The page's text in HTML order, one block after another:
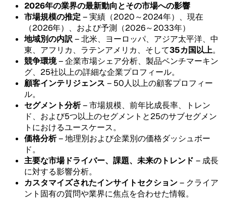
2026年の業界の最新動向とその市場への影響
市場規模の推定– 実績（2020～2024年）、現在
（2026年）、および予測（2026～2033年）
地域別の内訳– 北米、ヨーロッパ、アジア太平洋、中
東、アフリカ、ラテンアメリカ、そして35カ国以上。
競争環境– 企業市場シェア分析、製品ベンチマーキン
グ、25社以上の詳細な企業プロフィール。
顧客インテリジェンス – 50人以上の顧客プロフィー
ル。
セグメント分析– 市場規模、前年比成長率、トレン
ド、および5つ以上のセグメントと25のサブセグメン
トにおけるユースケース。
価格分析– 地理別および企業別の価格ダッシュボー
ド。
主要な市場ドライバー、課題、未来のトレンド – 成長
に対する影響分析。
カスタマイズされたインサイトセクション– クライア
ント固有の質問や業界に焦点を合わせた情報。